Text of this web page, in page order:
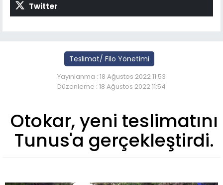
Twitter
Teslimat/ Filo Yönetimi
Yayınlanma : 18 Ağustos 2022 11:53
Düzenleme : 18 Ağustos 2022 11:54
Otokar, yeni teslimatını
Tunus'a gerçekleştirdi.